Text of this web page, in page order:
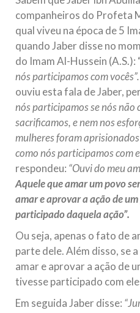
companheiros do Profeta
qual viveu na época de 5
quando Jaber disse no
do Imam Al-Hussein (A.S.):
nós participamos com vocês”.
ouviu esta fala de Jaber,
nós participamos se nós não
sacrificamos, e nem nos
mulheres foram
como nós participamos com
respondeu: “Ouvi do meu
Aquele que amar um povo
amar e aprovar a ação de
participado daquela ação”.
Ou seja, apenas o fato de
parte dele. Além disso, se
amar e aprovar a ação de
tivesse participado com
Em seguida Jaber disse: